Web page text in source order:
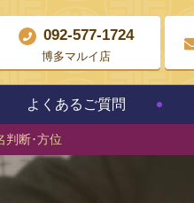
092-577-1724
博多マルイ店
よくあるご質問
断･方位